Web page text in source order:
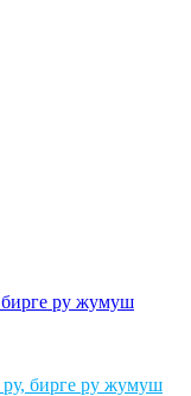
бирге ру жумуш